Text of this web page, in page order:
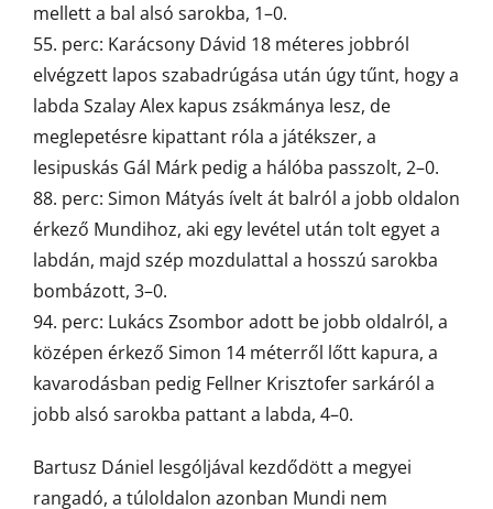
mellett a bal alsó sarokba, 1–0.
55. perc: Karácsony Dávid 18 méteres jobbról
elvégzett lapos szabadrúgása után úgy tűnt, hogy a
labda Szalay Alex kapus zsákmánya lesz, de
meglepetésre kipattant róla a játékszer, a
lesipuskás Gál Márk pedig a hálóba passzolt, 2–0.
88. perc: Simon Mátyás ívelt át balról a jobb oldalon
érkező Mundihoz, aki egy levétel után tolt egyet a
labdán, majd szép mozdulattal a hosszú sarokba
bombázott, 3–0.
94. perc: Lukács Zsombor adott be jobb oldalról, a
középen érkező Simon 14 méterről lőtt kapura, a
kavarodásban pedig Fellner Krisztofer sarkáról a
jobb alsó sarokba pattant a labda, 4–0.
Bartusz Dániel lesgóljával kezdődött a megyei
rangadó, a túloldalon azonban Mundi nem